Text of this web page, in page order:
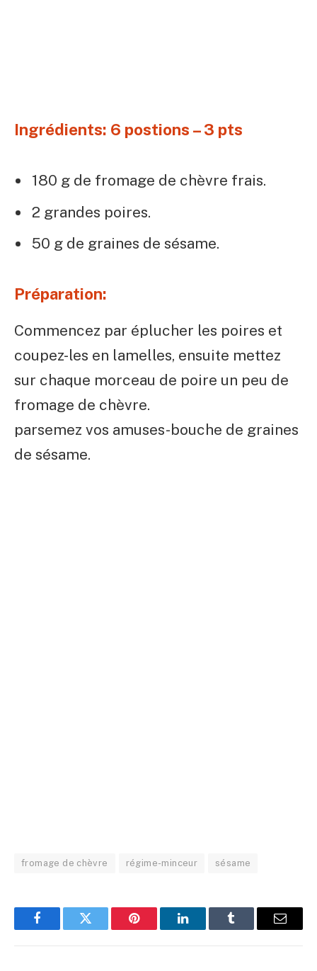
Ingrédients: 6 postions – 3 pts
180 g de fromage de chèvre frais.
2 grandes poires.
50 g de graines de sésame.
Préparation:
Commencez par éplucher les poires et
coupez-les en lamelles, ensuite mettez
sur chaque morceau de poire un peu de
fromage de chèvre.
parsemez vos amuses-bouche de graines
de sésame.
fromage de chèvre régime-minceur sésame
FacebookTwitter Pinterest LinkedInTumblr Email